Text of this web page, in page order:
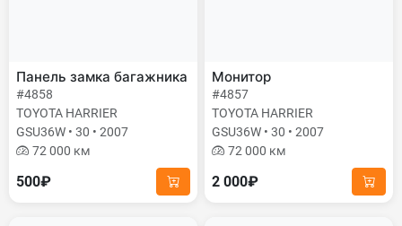
Панель замка багажника
#4858
TOYOTA HARRIER
GSU36W • 30 • 2007
72 000 км
500₽
Монитор
#4857
TOYOTA HARRIER
GSU36W • 30 • 2007
72 000 км
2 000₽